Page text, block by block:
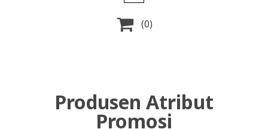
 (0)
Produsen Atribut
Promosi